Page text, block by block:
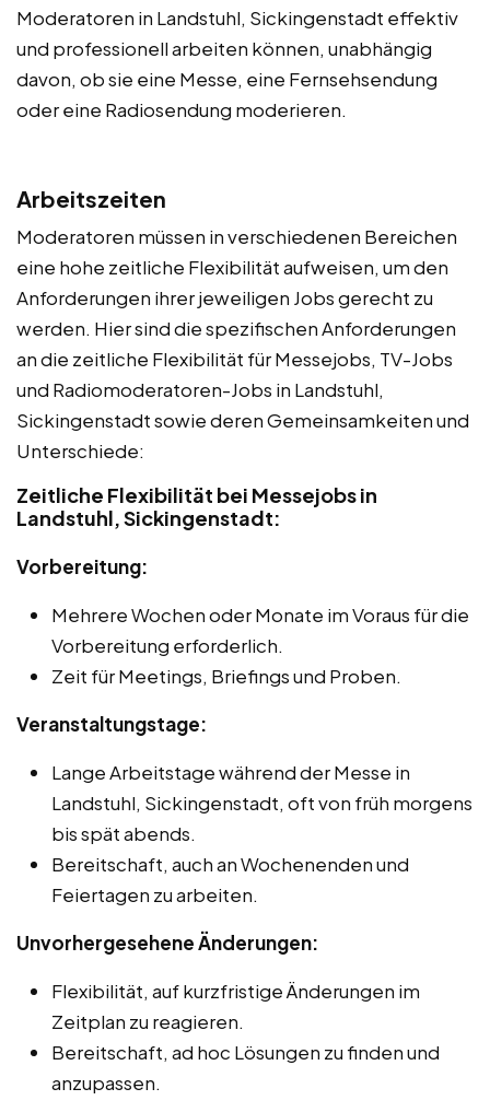
Moderatoren in Landstuhl, Sickingenstadt effektiv
und professionell arbeiten können, unabhängig
davon, ob sie eine Messe, eine Fernsehsendung
oder eine Radiosendung moderieren.
Arbeitszeiten
Moderatoren müssen in verschiedenen Bereichen
eine hohe zeitliche Flexibilität aufweisen, um den
Anforderungen ihrer jeweiligen Jobs gerecht zu
werden. Hier sind die spezifischen Anforderungen
an die zeitliche Flexibilität für Messejobs, TV-Jobs
und Radiomoderatoren-Jobs in Landstuhl,
Sickingenstadt sowie deren Gemeinsamkeiten und
Unterschiede:
Zeitliche Flexibilität bei Messejobs in
Landstuhl, Sickingenstadt:
Vorbereitung:
Mehrere Wochen oder Monate im Voraus für die
Vorbereitung erforderlich.
Zeit für Meetings, Briefings und Proben.
Veranstaltungstage:
Lange Arbeitstage während der Messe in
Landstuhl, Sickingenstadt, oft von früh morgens
bis spät abends.
Bereitschaft, auch an Wochenenden und
Feiertagen zu arbeiten.
Unvorhergesehene Änderungen:
Flexibilität, auf kurzfristige Änderungen im
Zeitplan zu reagieren.
Bereitschaft, ad hoc Lösungen zu finden und
anzupassen.